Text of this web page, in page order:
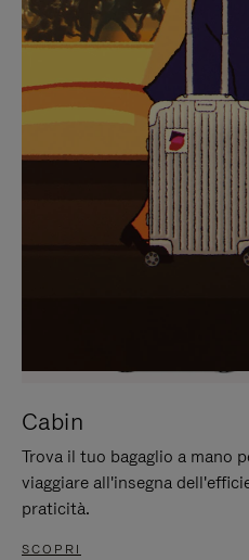
PREMERE
PER
METTERLO
PAUSA
LAUDIO
Cabin
Trova il tuo bagaglio a mano
viaggiare all'insegna
praticità.
SCOPRI